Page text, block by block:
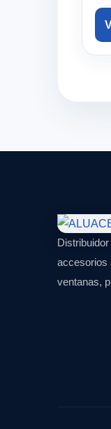
accesorios
ventanas,